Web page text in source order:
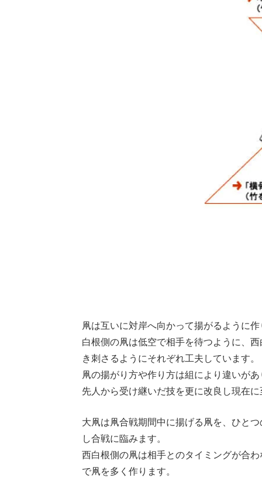
凧は互いに対岸へ向かって揚がるように
白根側の凧は低空で相手を待つように、
き刺さるようにそれぞれ工夫しています。
凧の揚がり方や作り方は組により違いが
先人から受け継いだ技を更に改良し現在
大凧は凧合戦期間中に揚げる凧を、ひと
し合戦に臨みます。
西白根側の凧は相手とのタイミングが合
で凧を多く作ります。